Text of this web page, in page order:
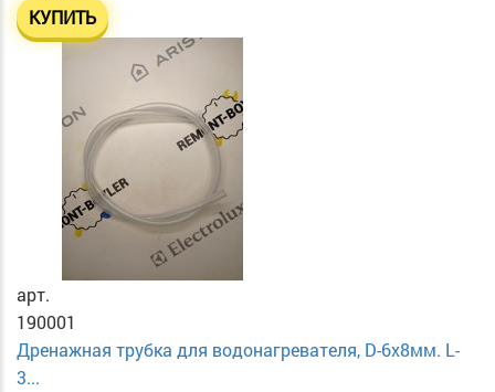
КУПИТЬ
арт.
190001
Дренажная трубка для водонагревателя, D-6х8мм. L-
3...